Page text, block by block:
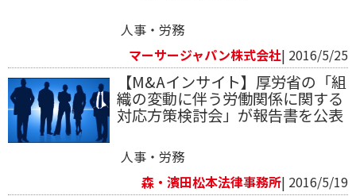
人事・労務
マーサージャパン株式会社| 2016/5/25
【M&Aインサイト】厚労省の「組
織の変動に伴う労働関係に関する
対応方策検討会」が報告書を公表
人事・労務
森・濱田松本法律事務所| 2016/5/19